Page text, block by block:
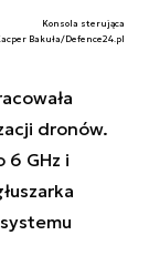
Konsola sterująca
Bakuła/Defence24.pl
dronów.
6 GHz i